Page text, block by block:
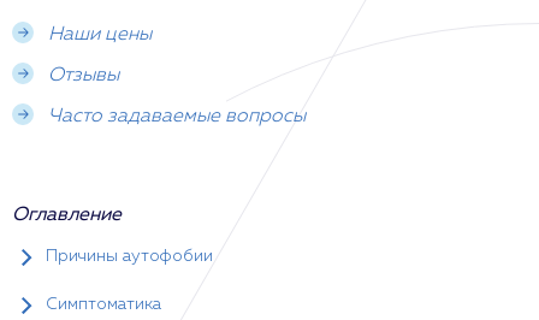
Наши цены
Отзывы
Часто задаваемые вопросы
Оглавление
Причины аутофобии
Симптоматика